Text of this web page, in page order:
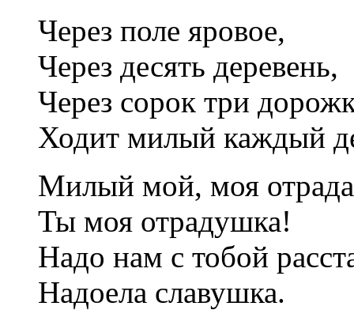
Через поле яровое,
Через десять деревень,
Через сорок три
Ходит милый каждый
Милый мой, моя
Ты моя отрадушка!
Надо нам с тобой
Надоела славушка.